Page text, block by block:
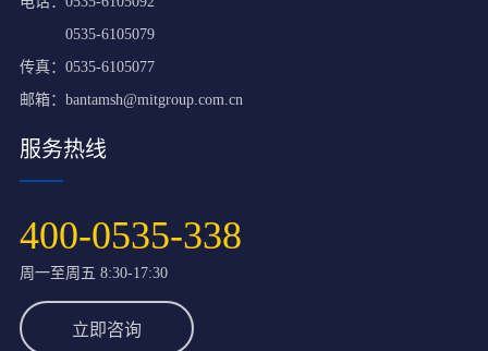
0535-6105079
传真：0535-6105077
邮箱： bantamsh@mitgroup.com.cn
服务热线
400-0535-338
周一至周五 8:30-17:30
立即咨询